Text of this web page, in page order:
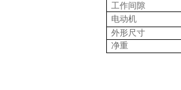
工作间隙
电动机
外形尺寸
净重